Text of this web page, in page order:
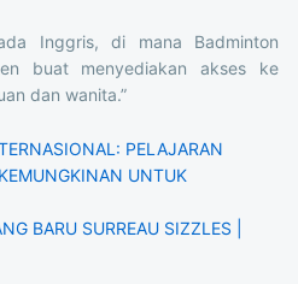
Inggris, di mana Badminton
buat menyediakan akses ke
dan wanita.”
PELAJARAN
UNTUK
BARU SURREAU SIZZLES |